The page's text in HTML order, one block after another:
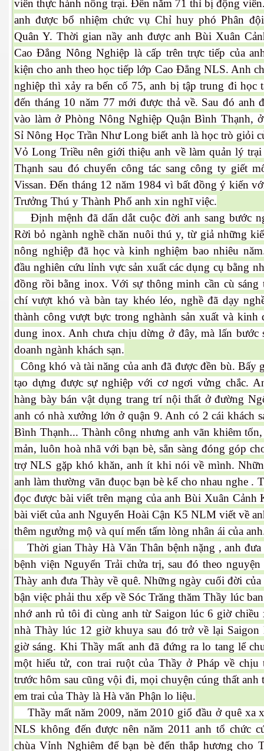
viên thực hành nông trại. Đến năm 71 thì bị động
anh được bổ nhiệm chức vụ Chỉ huy phó Phân
Quân Y. Thời gian nầy anh được anh Bùi Xuân
Cao Đẳng Nông Nghiệp là cấp trên trực tiếp của
kiện cho anh theo học tiếp lớp Cao Đẳng NLS. Anh
nghiệp thì xảy ra bến cố 75, anh bị tập trung đi học
đến tháng 10 năm 77 mới được thả về. Sau đó anh
vào làm ở Phòng Nông Nghiệp Quận Bình Thạnh,
Sỉ Nông Học Trần Như Long biết anh là học trò giỏi
Vỏ Long Triều nên giới thiệu anh về làm quản lý
Thạnh sau đó chuyển công tác sang công ty giết
Vissan. Đến tháng 12 năm 1984 vì bất đồng ý kiến
Trưởng Thú y Thành Phố anh xin nghĩ việc.
Định mệnh đã dẩn dắt cuộc đời anh sang bước
Rời bỏ ngành nghề chăn nuôi thú y, từ giả những
nông nghiệp đã học và kinh nghiệm bao nhiêu
đầu nghiên cứu lỉnh vực sản xuất các dụng cụ bằng
đồng rồi bằng inox. Với sự thông minh cần cù sáng
chí vượt khó và bàn tay khéo léo, nghề đã dạy
thành công vượt bực trong nghành sản xuất và kinh
dung inox. Anh chưa chịu dừng ở đây, mà lấn bước
doanh ngành khách sạn.
Công khó và tài năng của anh đã được đền bù. Bấy
tạo dựng được sự nghiệp với cơ ngơi vửng chắc.
hàng bày bán vật dụng trang trí nội thất ở đường
anh có nhà xưởng lớn ở quận 9. Anh có 2 cái khách
Bình Thạnh... Thành công nhưng anh vãn khiêm
mản, luôn hoà nhã với bạn bè, sẳn sàng đóng góp
trợ NLS gặp khó khăn, anh ít khi nói về mình.
anh làm thường vãn đuọc bạn bè kể cho nhau nghe .
đọc được bài viết trên mạng của anh Bùi Xuân Cảnh
bài viết của anh Nguyển Hoài Cận K5 NLM viết về
thêm ngưởng mộ và quí mến tấm lòng nhân ái của
Thời gian Thày Hà Văn Thân bệnh nặng , anh đưa
bệnh viện Nguyển Trải chửa trị, sau đó theo
Thày anh đưa Thày về quê. Những ngày cuối đời của
bận việc phải thu xếp về Sóc Trăng thăm Thầy lúc
nhớ anh rủ tôi đi cùng anh từ Saigon lúc 6 giờ chiều
nhà Thày lúc 12 giờ khuya sau đó trở về lại Saigon
giờ sáng. Khi Thầy mất anh đã đứng ra lo tang lể
một hiếu tử, con trai ruột của Thầy ở Pháp về chịu
trước hôm sau cũng vội đi, mọi chuyện cúng thất anh
em trai của Thày là Hà văn Phận lo liệu.
Thầy mất năm 2009, năm 2010 giổ đầu ở quê xa
NLS không đến được nên năm 2011 anh tổ chức
chùa Vỉnh Nghiêm để bạn bè đến thắp hương cho
682
giới
Trí